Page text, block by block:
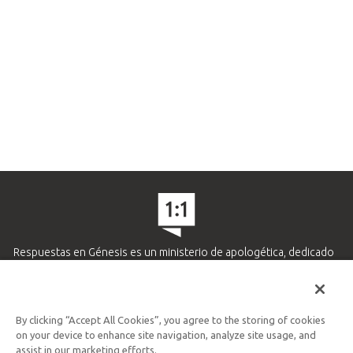
Respuestas en Génesis es un ministerio de apologética, dedicado
APRENDE MÁS
Ministerio Hispano y Latinoamericano
By clicking “Accept All Cookies”, you agree to the storing of cookies
on your device to enhance site navigation, analyze site usage, and
assist in our marketing efforts.